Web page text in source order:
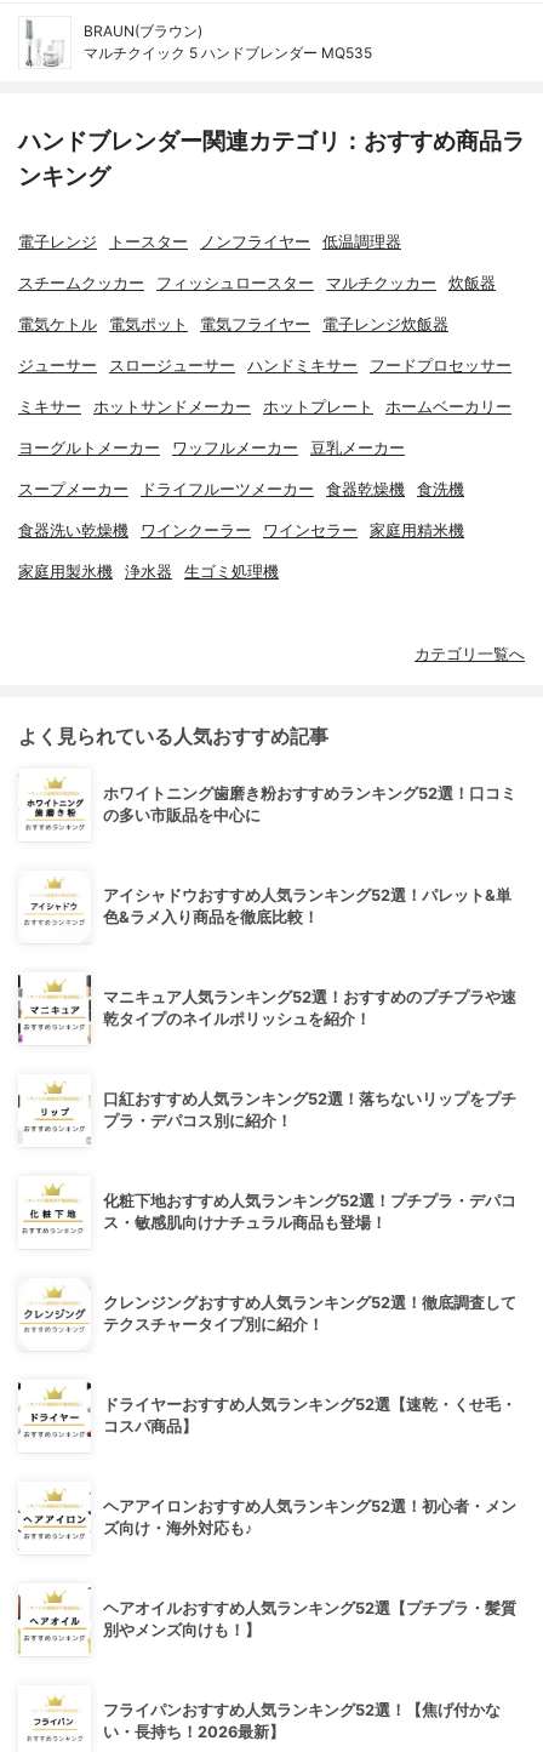
BRAUN(ブラウン)
マルチクイック 5 ハンドブレンダー MQ535
ハンドブレンダー関連カテゴリ：おすすめ商品ラ
ンキング
電子レンジ トースター ノンフライヤー 低温調理器
スチームクッカー フィッシュロースター マルチクッカー 炊飯器
電気ケトル 電気ポット 電気フライヤー 電子レンジ炊飯器
ジューサー スロージューサー ハンドミキサー フードプロセッサー
ミキサー ホットサンドメーカー ホットプレート ホームベーカリー
ヨーグルトメーカー ワッフルメーカー 豆乳メーカー
スープメーカー ドライフルーツメーカー 食器乾燥機 食洗機
食器洗い乾燥機 ワインクーラー ワインセラー 家庭用精米機
家庭用製氷機 浄水器 生ゴミ処理機
カテゴリ一覧へ
よく見られている人気おすすめ記事
ホワイトニング歯磨き粉おすすめランキング52選！口コミ
の多い市販品を中心に
アイシャドウおすすめ人気ランキング52選！パレット&単
色&ラメ入り商品を徹底比較！
マニキュア人気ランキング52選！おすすめのプチプラや速
乾タイプのネイルポリッシュを紹介！
口紅おすすめ人気ランキング52選！落ちないリップをプチ
プラ・デパコス別に紹介！
化粧下地おすすめ人気ランキング52選！プチプラ・デパコ
ス・敏感肌向けナチュラル商品も登場！
クレンジングおすすめ人気ランキング52選！徹底調査して
テクスチャータイプ別に紹介！
ドライヤーおすすめ人気ランキング52選【速乾・くせ毛・
コスパ商品】
ヘアアイロンおすすめ人気ランキング52選！初心者・メン
ズ向け・海外対応も♪
ヘアオイルおすすめ人気ランキング52選【プチプラ・髪質
別やメンズ向けも！】
フライパンおすすめ人気ランキング52選！【焦げ付かな
い・長持ち！2026最新】